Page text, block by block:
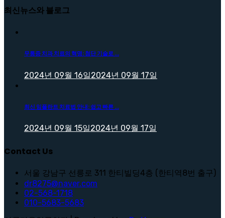
최신뉴스와 블로그
무통증 치과 치료의 혁명: 첨단 기술로 ...
2024년 09월 16일2024년 09월 17일
최신 임플란트 치료법 안내: 쉽고 빠른 ...
2024년 09월 15일2024년 09월 17일
Contact Us
서울 강남구 선릉로 311 한티빌딩4층 (한티역8번 출구)
dr8275@naver.com
02-568-1718
010-5683-5683